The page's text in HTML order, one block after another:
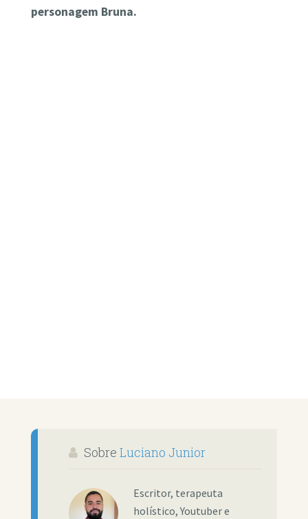
personagem Bruna.
Sobre Luciano Junior
Escritor, terapeuta
holístico, Youtuber e